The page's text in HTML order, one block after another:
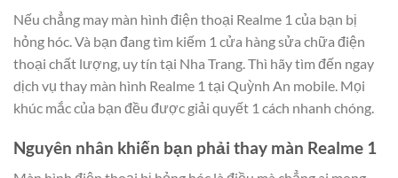
Nếu chẳng may màn hình điện thoại Realme 1 của bạn bị
hỏng hóc. Và bạn đang tìm kiếm 1 cửa hàng sửa chữa điện
thoại chất lượng, uy tín tại Nha Trang. Thì hãy tìm đến ngay
dịch vụ thay màn hình Realme 1 tại Quỳnh An mobile. Mọi
khúc mắc của bạn đều được giải quyết 1 cách nhanh chóng.
Nguyên nhân khiến bạn phải thay màn Realme 1